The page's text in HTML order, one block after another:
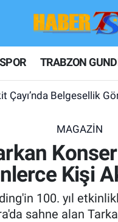
TRABZON
Çayı’nda Belgesellik
MAGAZİN
Kişi
100. yıl
sahne alan
GUNDEMI
MEYDANI
Durumu
Durumu
Haberleri
Arşivi